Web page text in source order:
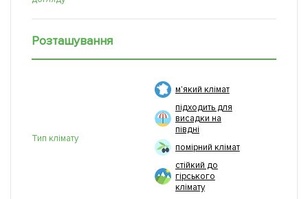
Розташування
Тип клімату
м'який клімат
підходить для
висадки на
півдні
помірний клімат
стійкий до
гірського
клімату